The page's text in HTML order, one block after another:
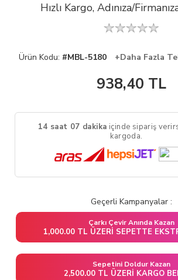
Hızlı Kargo, Adınıza/
Ürün Kodu: #MBL-5180 +Daha Fazla
938,40 TL
14 saat 07 dakika içinde sipariş
kargoda.
Geçerli Kampanyalar :
Çarkı Çevir Anında Kazan
1,000.00 TL ÜZERI SEPETTE
Sepetini Doldur Kazan
2,500.00 TL ÜZERI KARGO